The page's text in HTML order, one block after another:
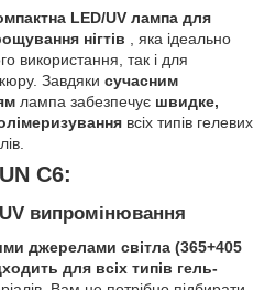
LED/UV лампа для
нігтів , яка ідеально
використання, так і для
Завдяки сучасним
лампа забезпечує швидке,
всіх типів гелевих
C6:
випромінювання
джерелами світла (365+405
для всіх типів гель-